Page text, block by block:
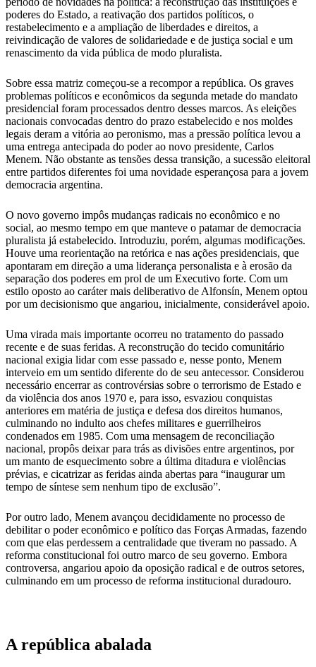
poderes do Estado, a reativação dos partidos políticos, o
restabelecimento e a ampliação de liberdades e direitos, a
reivindicação de valores de solidariedade e de justiça social e um
renascimento da vida pública de modo pluralista.
Sobre essa matriz começou-se a recompor a república. Os graves
problemas políticos e econômicos da segunda metade do mandato
presidencial foram processados dentro desses marcos. As eleições
nacionais convocadas dentro do prazo estabelecido e nos moldes
legais deram a vitória ao peronismo, mas a pressão política levou a
uma entrega antecipada do poder ao novo presidente, Carlos
Menem. Não obstante as tensões dessa transição, a sucessão eleitoral
entre partidos diferentes foi uma novidade esperançosa para a jovem
democracia argentina.
O novo governo impôs mudanças radicais no econômico e no
social, ao mesmo tempo em que manteve o patamar de democracia
pluralista já estabelecido. Introduziu, porém, algumas modificações.
Houve uma reorientação na retórica e nas ações presidenciais, que
apontaram em direção a uma liderança personalista e à erosão da
separação dos poderes em prol de um Executivo forte. Com um
estilo oposto ao caráter mais deliberativo de Alfonsín, Menem optou
por um decisionismo que angariou, inicialmente, considerável apoio.
Uma virada mais importante ocorreu no tratamento do passado
recente e de suas feridas. A reconstrução do tecido comunitário
nacional exigia lidar com esse passado e, nesse ponto, Menem
interveio em um sentido diferente do de seu antecessor. Considerou
necessário encerrar as controvérsias sobre o terrorismo de Estado e
da violência dos anos 1970 e, para isso, esvaziou conquistas
anteriores em matéria de justiça e defesa dos direitos humanos,
culminando no indulto aos chefes militares e guerrilheiros
condenados em 1985. Com uma mensagem de reconciliação
nacional, propôs deixar para trás as divisões entre argentinos, por
um manto de esquecimento sobre a última ditadura e violências
prévias, e cicatrizar as feridas ainda abertas para “inaugurar um
tempo de síntese sem nenhum tipo de exclusão”.
Por outro lado, Menem avançou decididamente no processo de
debilitar o poder econômico e político das Forças Armadas, fazendo
com que elas perdessem a centralidade que tiveram no passado. A
reforma constitucional foi outro marco de seu governo. Embora
controversa, angariou apoio da oposição radical e de outros setores,
culminando em um processo de reforma institucional duradouro.
A república abalada